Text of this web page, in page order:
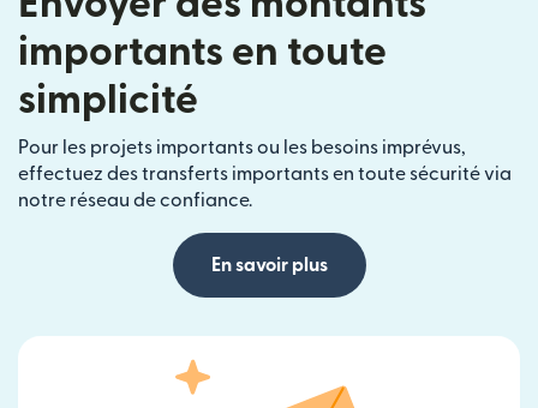
importants en toute
simplicité
Pour les projets importants ou les besoins imprévus,
effectuez des transferts importants en toute sécurité via
notre réseau de confiance.
En savoir plus